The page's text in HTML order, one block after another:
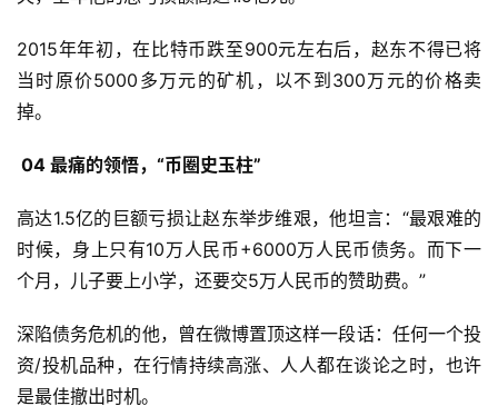
2015年年初，在比特币跌至900元左右后，赵东不得已将
当时原价5000多万元的矿机，以不到300万元的价格卖
掉。
04 最痛的领悟，“币圈史玉柱”
高达1.5亿的巨额亏损让赵东举步维艰，他坦言：“最艰难的
时候，身上只有10万人民币+6000万人民币债务。而下一
个月，儿子要上小学，还要交5万人民币的赞助费。”
深陷债务危机的他，曾在微博置顶这样一段话：任何一个投
资/投机品种，在行情持续高涨、人人都在谈论之时，也许
是最佳撤出时机。